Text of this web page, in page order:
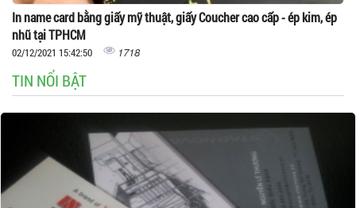
In name card bằng giấy mỹ thuật, giấy Coucher cao cấp - ép kim, ép
nhũ tại TPHCM
02/12/2021 15:42:50 1718
TIN NỔI BẬT